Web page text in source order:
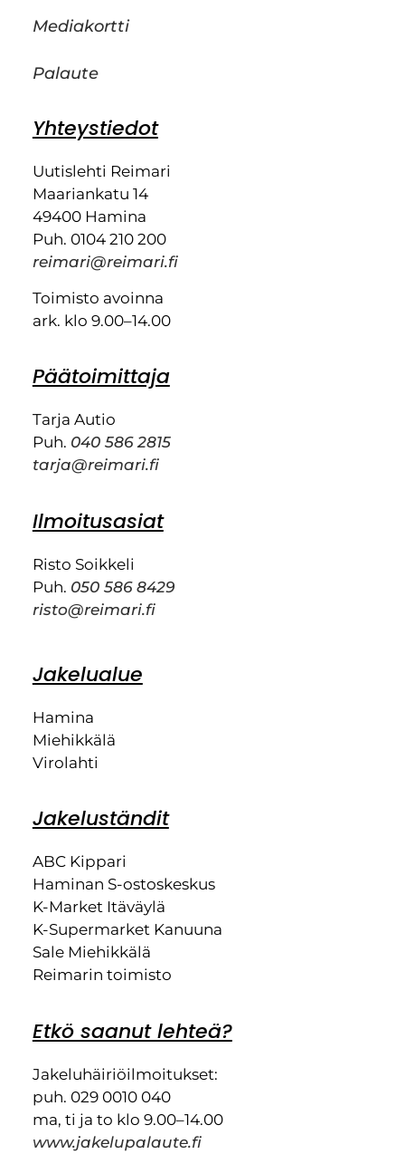
Mediakortti
Palaute
Yhteystiedot
Uutislehti Reimari
Maariankatu 14
49400 Hamina
Puh. 0104 210 200
reimari@reimari.fi
Toimisto avoinna
ark. klo 9.00–14.00
Päätoimittaja
Tarja Autio
Puh. 040 586 2815
tarja@reimari.fi
Ilmoitusasiat
Risto Soikkeli
Puh. 050 586 8429
risto@reimari.fi
Jakelualue
Hamina
Miehikkälä
Virolahti
Jakeluständit
ABC Kippari
Haminan S-ostoskeskus
K-Market Itäväylä
K-Supermarket Kanuuna
Sale Miehikkälä
Reimarin toimisto
Etkö saanut lehteä?
Jakeluhäiriöilmoitukset:
puh. 029 0010 040
ma, ti ja to klo 9.00–14.00
www.jakelupalaute.fi